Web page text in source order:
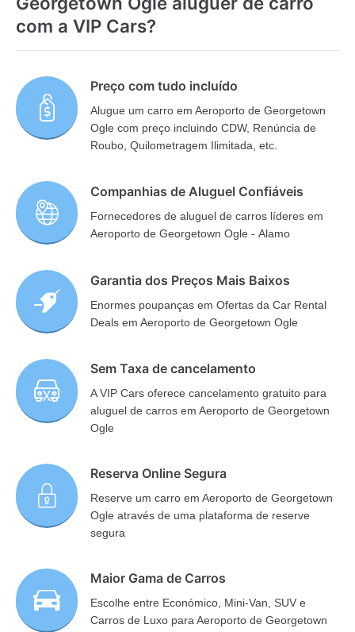
com a VIP Cars?
Preço com tudo incluído
Alugue um carro em Aeroporto de Georgetown
Ogle com preço incluindo CDW, Renúncia de
Roubo, Quilometragem Ilimitada, etc.
Companhias de Aluguel Confiáveis
Fornecedores de aluguel de carros líderes em
Aeroporto de Georgetown Ogle - Alamo
Garantia dos Preços Mais Baixos
Enormes poupanças em Ofertas da Car Rental
Deals em Aeroporto de Georgetown Ogle
Sem Taxa de cancelamento
A VIP Cars oferece cancelamento gratuito para
aluguel de carros em Aeroporto de Georgetown
Ogle
Reserva Online Segura
Reserve um carro em Aeroporto de Georgetown
Ogle através de uma plataforma de reserve
segura
Maior Gama de Carros
Escolhe entre Económico, Mini-Van, SUV e
Carros de Luxo para Aeroporto de Georgetown